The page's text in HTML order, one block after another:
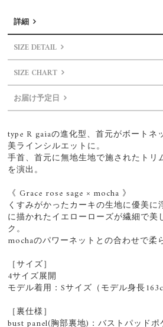
詳細
SIZE DETAIL
SIZE CHART
お届け予定日
type R gaiaの進化型、首元がボートネ
美ラインシルエットに。
手首、首元に無地生地で施されたト
を演出。
《 Grace rose sage × mocha 》
くすみがかったカーキの生地に優美に
に描かれたイエローローズが繊細で美
ク。
mochaのパワーネットとの合わせで柔
［サイズ］
4サイズ展開
モデル着用：Sサイズ（モデル身長
［裏仕様］
bust panel(胸部裏地)：バストパッドポ